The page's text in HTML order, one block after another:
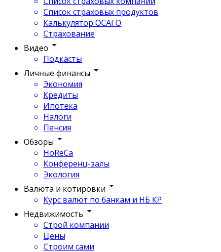
Список страховых продуктов
Калькулятор ОСАГО
Страхование
Видео
Подкасты
Личные финансы
Экономия
Кредиты
Ипотека
Налоги
Пенсия
Обзоры
HoReCa
Конференц-залы
Экология
Валюта и котировки
Курс валют по банкам и НБ КР
Недвижимость
Строй компании
Цены
Строим сами